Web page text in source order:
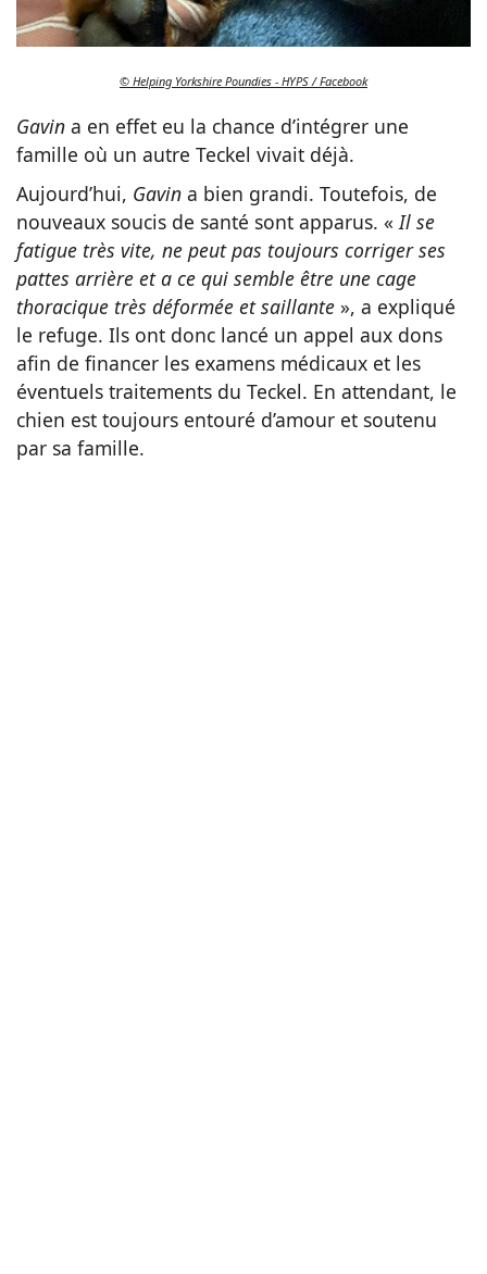
© Helping Yorkshire Poundies - HYPS / Facebook
Gavin a en effet eu la chance d’intégrer une
famille où un autre Teckel vivait déjà.
Aujourd’hui, Gavin a bien grandi. Toutefois, de
nouveaux soucis de santé sont apparus. « Il se
fatigue très vite, ne peut pas toujours corriger ses
pattes arrière et a ce qui semble être une cage
thoracique très déformée et saillante », a expliqué
le refuge. Ils ont donc lancé un appel aux dons
afin de financer les examens médicaux et les
éventuels traitements du Teckel. En attendant, le
chien est toujours entouré d’amour et soutenu
par sa famille.